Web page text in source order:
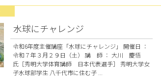
水球にチャレンジ
令和6年度主催講座「水球にチャレンジ」 開催日 ：
令和７年３月２９日（土） 講 師 ： 大川 慶悟
氏［秀明大学体育講師 日本代表選手］ 秀明大学女
子水球部学生 八千代市に住む子 ...